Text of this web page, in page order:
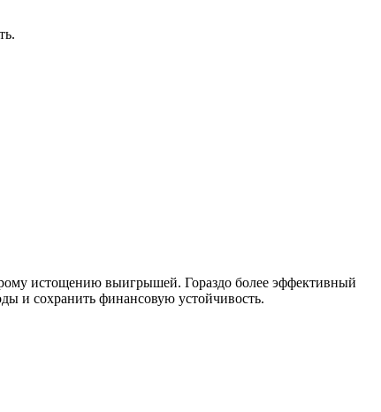
истощению выигрышей. Гораздо более эффективный
и сохранить финансовую устойчивость.